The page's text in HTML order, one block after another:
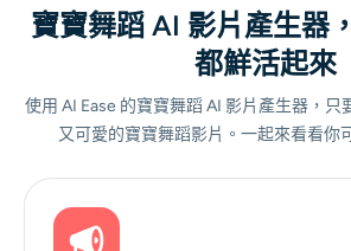
寶寶舞蹈 AI 影片產生器
都鮮活起來
使用 AI Ease 的寶寶舞蹈 AI 影片產生器，只
又可愛的寶寶舞蹈影片。一起來看看你